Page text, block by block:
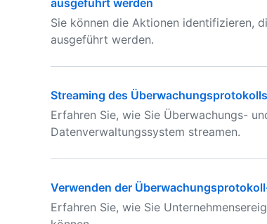
ausgeführt werden
Sie können die Aktionen identifizieren,
ausgeführt werden.
Streaming des
Erfahren Sie, wie Sie Überwachungs-
Datenverwaltungssystem streamen.
Verwenden der
Erfahren Sie, wie Sie